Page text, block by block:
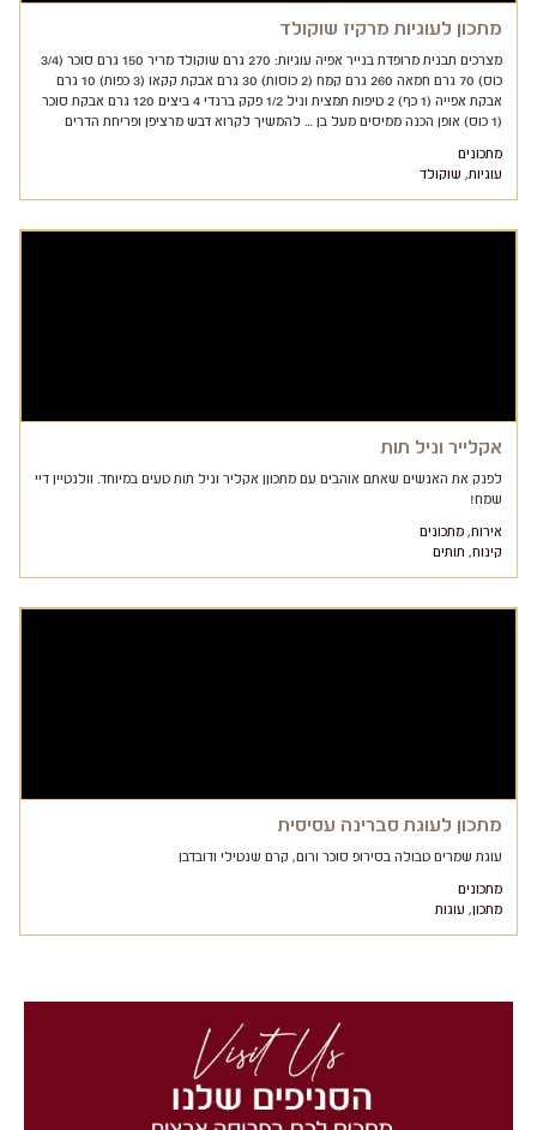
מתכון לעוגיות מרקיז שוקולד
מצרכים תבנית מרופדת בנייר אפיה עוגיות: 270 גרם שוקולד מריר 150 גרם סוכר (3/4
כוס) 70 גרם חמאה 260 גרם קמח (2 כוסות) 30 גרם אבקת קקאו (3 כפות) 10 גרם
אבקת אפייה (1 כף) 2 טיפות תמצית וניל 1/2 פקק ברנדי 4 ביצים 120 גרם אבקת סוכר
(1 כוס) אופן הכנה ממיסים מעל בן … להמשיך לקרוא דבש מרציפן ופריחת הדרים
מתכונים
עוגיות, שוקולד
אקלייר וניל תות
לפנק את האנשים שאתם אוהבים עם מתכוןן אקליר וניל תות טעים במיוחד. וולנטיין דיי
שמח!
אירוח,מתכונים
קינוח, תותים
מתכון לעוגת סברינה עסיסית
עוגת שמרים טבולה בסירופ סוכר ורום, קרם שנטילי ודובדבן
מתכונים
מתכון, עוגות